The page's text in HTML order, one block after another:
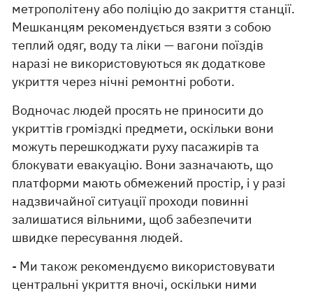
метрополітену або поліцію до закриття станції.
Мешканцям рекомендується взяти з собою
теплий одяг, воду та ліки — вагони поїздів
наразі не використовуються як додаткове
укриття через нічні ремонтні роботи.
Водночас людей просять не приносити до
укриттів громіздкі предмети, оскільки вони
можуть перешкоджати руху пасажирів та
блокувати евакуацію. Вони зазначають, що
платформи мають обмежений простір, і у разі
надзвичайної ситуації проходи повинні
залишатися вільними, щоб забезпечити
швидке пересування людей.
- Ми також рекомендуємо використовувати
центральні укриття вночі, оскільки ними